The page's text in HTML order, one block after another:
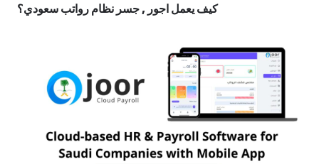
كيف يعمل اجور , جسر نظام رواتب سعودي؟